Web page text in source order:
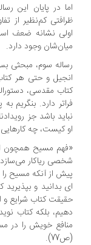
در پایان این رساله
کم‌­نظیر از تفاوت
نشانه ضعف است و
وجود دارد.
سوم، مبحثی بس
و حتی هر کتاب
مقدسی، دستورالعمل
دارد. بنگریم به
باشد جز
کیست، چه کارهایی
مسیح همچون الگویِ
ریاکار می‌­سازد. باید
از آنکه مسیح را
کتاب شرایع و احکام
بلکه کتاب
خویش را در مسیح